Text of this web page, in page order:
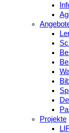
Projekte